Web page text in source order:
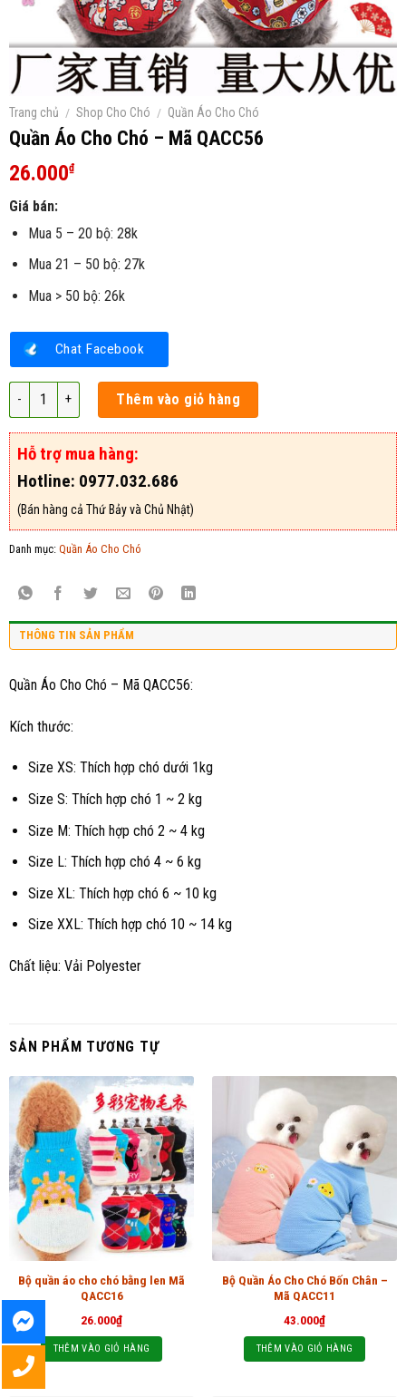
Trang chủ / Shop Cho Chó / Quần Áo Cho Chó
Quần Áo Cho Chó – Mã QACC56
26.000₫
Giá bán:
Mua 5 – 20 bộ: 28k
Mua 21 – 50 bộ: 27k
Mua > 50 bộ: 26k
Chat Facebook
Quần Áo Cho Chó – Mã QACC56 số lượng
Thêm vào giỏ hàng
Hỗ trợ mua hàng:
Hotline: 0977.032.686
(Bán hàng cả Thứ Bảy và Chủ Nhật)
Danh mục: Quần Áo Cho Chó
THÔNG TIN SẢN PHẨM
Quần Áo Cho Chó – Mã QACC56:
Kích thước:
Size XS: Thích hợp chó dưới 1kg
Size S: Thích hợp chó 1 ~ 2 kg
Size M: Thích hợp chó 2 ~ 4 kg
Size L: Thích hợp chó 4 ~ 6 kg
Size XL: Thích hợp chó 6 ~ 10 kg
Size XXL: Thích hợp chó 10 ~ 14 kg
Chất liệu: Vải Polyester
SẢN PHẨM TƯƠNG TỰ
Bộ quần áo cho chó bằng len Mã
QACC16
26.000₫
THÊM VÀO GIỎ HÀNG
Bộ Quần Áo Cho Chó Bốn Chân –
Mã QACC11
43.000₫
THÊM VÀO GIỎ HÀNG